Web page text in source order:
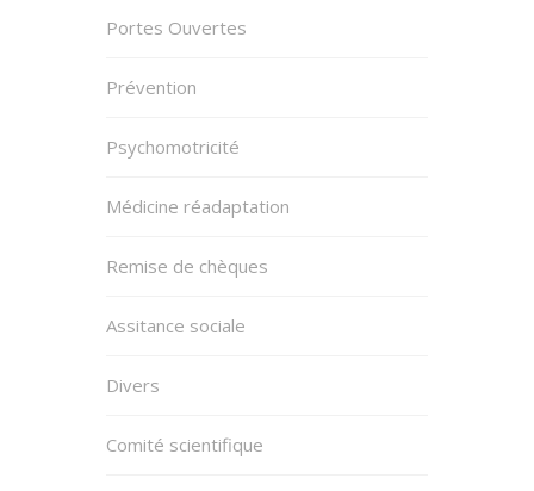
Portes Ouvertes
Prévention
Psychomotricité
Médicine réadaptation
Remise de chèques
Assitance sociale
Divers
Comité scientifique